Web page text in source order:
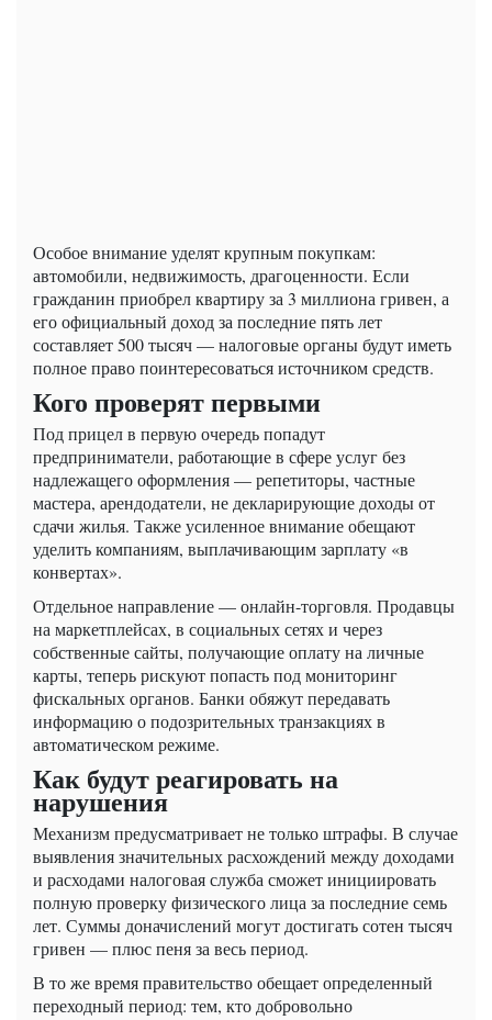
Особое внимание уделят крупным покупкам:
автомобили, недвижимость, драгоценности. Если
гражданин приобрел квартиру за 3 миллиона гривен, а
его официальный доход за последние пять лет
составляет 500 тысяч — налоговые органы будут иметь
полное право поинтересоваться источником средств.
Кого проверят первыми
Под прицел в первую очередь попадут
предприниматели, работающие в сфере услуг без
надлежащего оформления — репетиторы, частные
мастера, арендодатели, не декларирующие доходы от
сдачи жилья. Также усиленное внимание обещают
уделить компаниям, выплачивающим зарплату «в
конвертах».
Отдельное направление — онлайн-торговля. Продавцы
на маркетплейсах, в социальных сетях и через
собственные сайты, получающие оплату на личные
карты, теперь рискуют попасть под мониторинг
фискальных органов. Банки обяжут передавать
информацию о подозрительных транзакциях в
автоматическом режиме.
Как будут реагировать на
нарушения
Механизм предусматривает не только штрафы. В случае
выявления значительных расхождений между доходами
и расходами налоговая служба сможет инициировать
полную проверку физического лица за последние семь
лет. Суммы доначислений могут достигать сотен тысяч
гривен — плюс пеня за весь период.
В то же время правительство обещает определенный
переходный период: тем, кто добровольно